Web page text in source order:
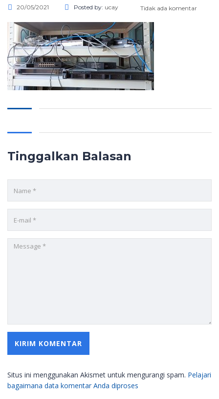
20/05/2021 Posted by: ucay Tidak ada komentar
Tinggalkan Balasan
Situs ini menggunakan Akismet untuk mengurangi spam. Pelajari
bagaimana data komentar Anda diproses